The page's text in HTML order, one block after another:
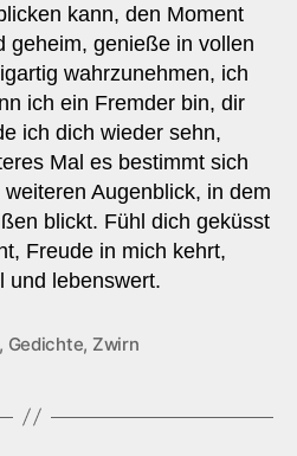
kann, den Moment
geheim, genieße in vollen
wahrzunehmen, ich
ich ein Fremder bin, dir
ich dich wieder sehn,
Mal es bestimmt sich
Augenblick, in dem
blickt. Fühl dich geküsst
Freude in mich kehrt,
und lebenswert.
, Gedichte, Zwirn